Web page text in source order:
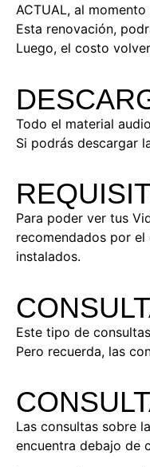
ACTUAL, al
Esta renovación,
Luego, el costo
Todo el material
Si podrás descargar
Para poder ver tus
recomendados por el
instalados.
Este tipo de
Pero recuerda, las
Las consultas sobre
encuentra debajo de